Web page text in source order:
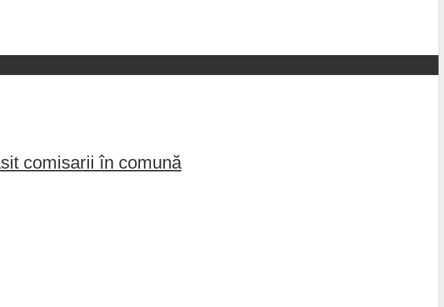
comisarii în comună